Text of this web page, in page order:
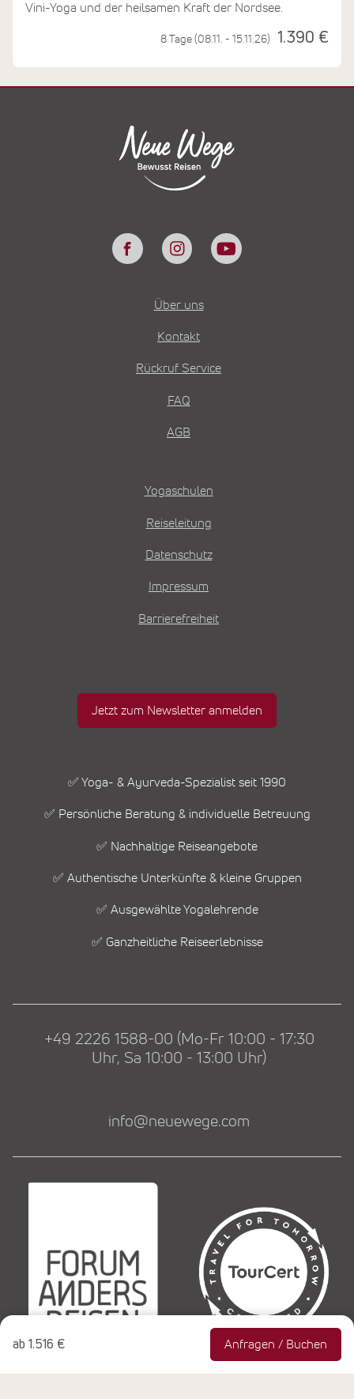
Vini-Yoga und der heilsamen Kraft der Nordsee.
8 Tage (08.11. - 15.11.26) 1.390 €
ab 1.516 € Anfragen / Buchen
Über uns
Kontakt
Rückruf Service
FAQ
AGB
Yogaschulen
Reiseleitung
Datenschutz
Impressum
Barrierefreiheit
Jetzt zum Newsletter anmelden
✅ Yoga- & Ayurveda-Spezialist seit 1990
✅ Persönliche Beratung & individuelle Betreuung
✅ Nachhaltige Reiseangebote
✅ Authentische Unterkünfte & kleine Gruppen
✅ Ausgewählte Yogalehrende
✅ Ganzheitliche Reiseerlebnisse
+49 2226 1588-00 (Mo-Fr 10:00 - 17:30
Uhr, Sa 10:00 - 13:00 Uhr)
info@neuewege.com